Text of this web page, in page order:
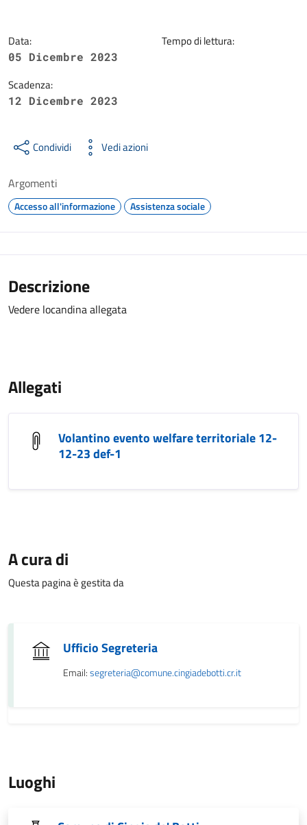
Data:
05 Dicembre 2023
Scadenza:
12 Dicembre 2023
Tempo di lettura:
Condividi Vedi azioni
Argomenti
Accesso all'informazione Assistenza sociale
Descrizione
Vedere locandina allegata
Allegati
Volantino evento welfare territoriale 12-
12-23 def-1
A cura di
Questa pagina è gestita da
Ufficio Segreteria
Email:segreteria@comune.cingiadebotti.cr.it
Luoghi